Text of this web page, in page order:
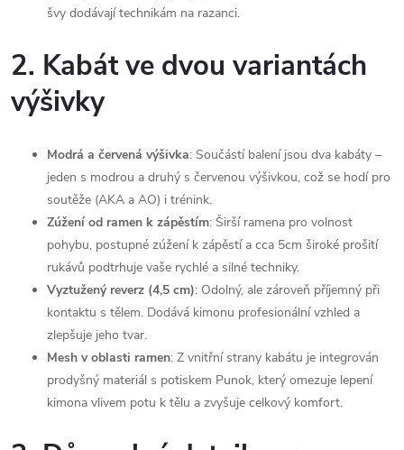
švy dodávají technikám na razanci.
2. Kabát ve dvou variantách
výšivky
Modrá a červená výšivka: Součástí balení jsou dva kabáty –
jeden s modrou a druhý s červenou výšivkou, což se hodí pro
soutěže (AKA a AO) i trénink.
Zúžení od ramen k zápěstím: Širší ramena pro volnost
pohybu, postupné zúžení k zápěstí a cca 5cm široké prošití
rukávů podtrhuje vaše rychlé a silné techniky.
Vyztužený reverz (4,5 cm): Odolný, ale zároveň příjemný při
kontaktu s tělem. Dodává kimonu profesionální vzhled a
zlepšuje jeho tvar.
Mesh v oblasti ramen: Z vnitřní strany kabátu je integrován
prodyšný materiál s potiskem Punok, který omezuje lepení
kimona vlivem potu k tělu a zvyšuje celkový komfort.